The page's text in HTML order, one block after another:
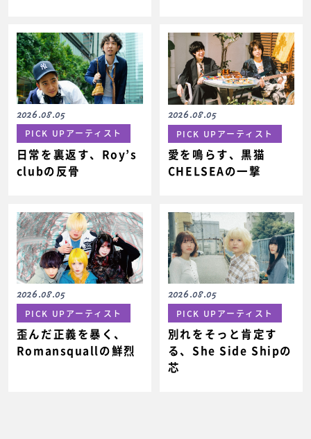
2026.08.05
PICK UPアーティスト
日常を裏返す、Roy’s
clubの反骨
2026.08.05
PICK UPアーティスト
愛を鳴らす、黒猫
CHELSEAの一撃
2026.08.05
PICK UPアーティスト
歪んだ正義を暴く、
Romansquallの鮮烈
2026.08.05
PICK UPアーティスト
別れをそっと肯定す
る、She Side Shipの
芯